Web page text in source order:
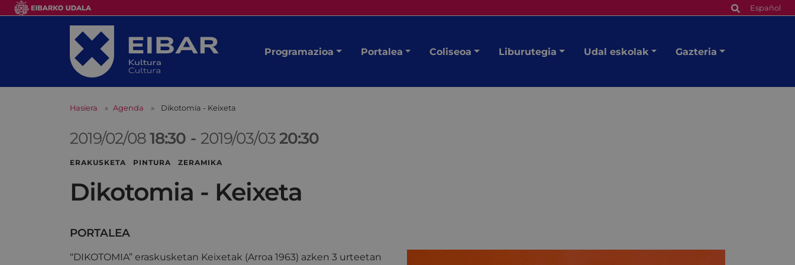
Español
Programazioa Portalea Coliseoa Liburutegia Udal eskolak Gazteria
Hasiera Agenda Dikotomia - Keixeta
2019/02/0818:30 - 2019/03/0320:30
ERAKUSKETA PINTURA ZERAMIKA
Dikotomia - Keixeta
PORTALEA
“DIKOTOMIA” eraskusketan Keixetak (Arroa 1963) azken 3 urteetan